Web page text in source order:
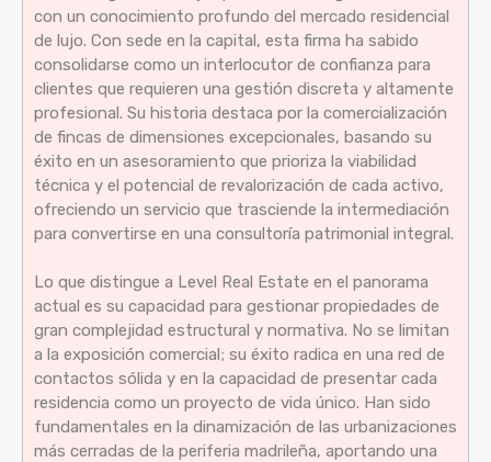
con un conocimiento profundo del mercado residencial
de lujo. Con sede en la capital, esta firma ha sabido
consolidarse como un interlocutor de confianza para
clientes que requieren una gestión discreta y altamente
profesional. Su historia destaca por la comercialización
de fincas de dimensiones excepcionales, basando su
éxito en un asesoramiento que prioriza la viabilidad
técnica y el potencial de revalorización de cada activo,
ofreciendo un servicio que trasciende la intermediación
para convertirse en una consultoría patrimonial integral.
Lo que distingue a Level Real Estate en el panorama
actual es su capacidad para gestionar propiedades de
gran complejidad estructural y normativa. No se limitan
a la exposición comercial; su éxito radica en una red de
contactos sólida y en la capacidad de presentar cada
residencia como un proyecto de vida único. Han sido
fundamentales en la dinamización de las urbanizaciones
más cerradas de la periferia madrileña, aportando una